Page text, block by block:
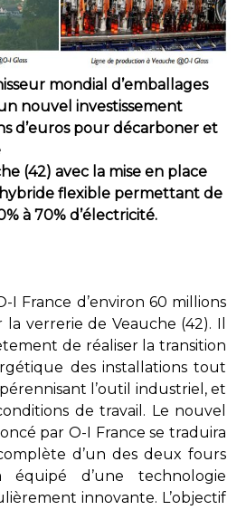
mondial d’emballages
nouvel investissement
d’euros pour décarboner et
(42) avec la mise en place
flexible permettant de
à 70% d’électricité.
I France d’environ 60 millions
la verrerie de Veauche (42). Il
de réaliser la transition
des installations tout
l’outil industriel, et
de travail. Le nouvel
par O-I France se traduira
d’un des deux fours
d’une technologie
innovante. L’objectif